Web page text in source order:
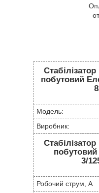
побутовий
Модель:
Виробник:
3/
Робочий струм, А